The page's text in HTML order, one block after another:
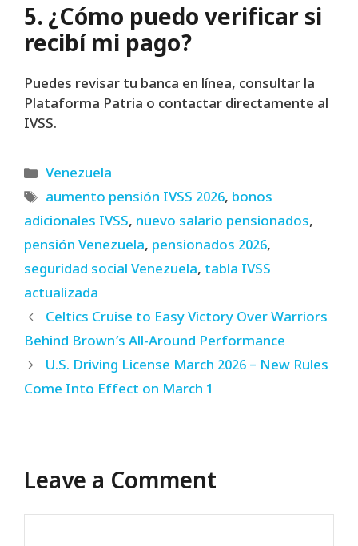
5. ¿Cómo puedo verificar si
recibí mi pago?
Puedes revisar tu banca en línea, consultar la
Plataforma Patria o contactar directamente al
IVSS.
Categories
Venezuela
Tags
aumento pensión IVSS 2026, bonos
adicionales IVSS, nuevo salario pensionados,
pensión Venezuela, pensionados 2026,
seguridad social Venezuela, tabla IVSS
actualizada
Celtics Cruise to Easy Victory Over Warriors
Behind Brown’s All-Around Performance
U.S. Driving License March 2026 – New Rules
Come Into Effect on March 1
Leave a Comment